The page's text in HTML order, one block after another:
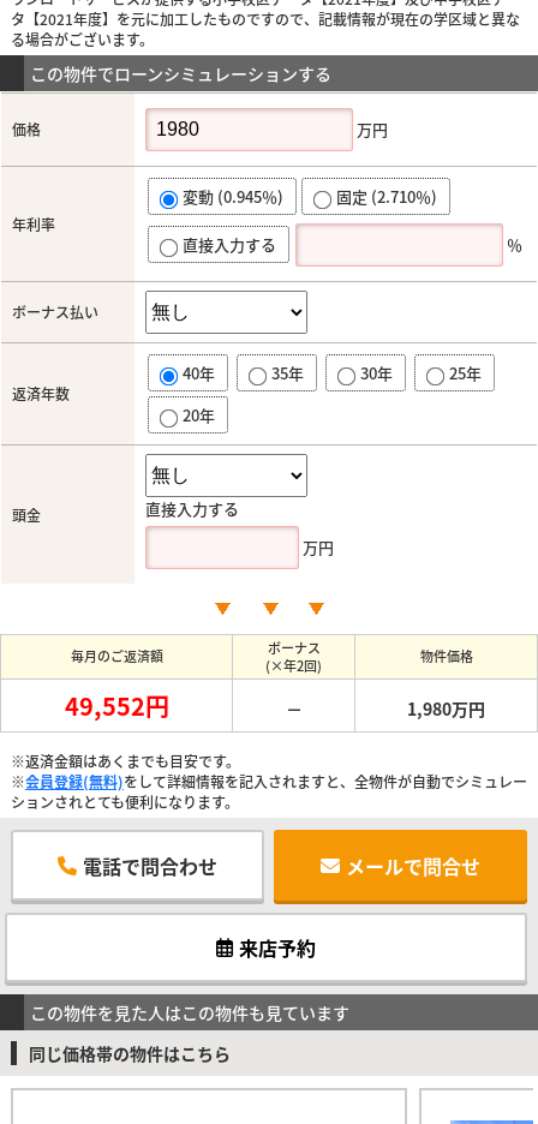
タ【2021年度】を元に加工したものですので、記載情報が現在の学区域と異な
る場合がございます。
この物件でローンシミュレーションする
価格 万円
年利率
変動 (0.945％) 固定 (2.710％)
直接入力する ％
ボーナス払い
返済年数
40年 35年 30年
25年
20年
頭金
直接入力する
万円
毎月のご返済額
ボーナス
(×年2回)
物件価格
49,552円 － 1,980万円
※返済金額はあくまでも目安です。
※会員登録(無料)をして詳細情報を記入されますと、全物件が自動でシミュレー
ションされとても便利になります。
電話で問合わせ メールで問合せ
来店予約
この物件を見た人はこの物件も見ています
同じ価格帯の物件はこちら